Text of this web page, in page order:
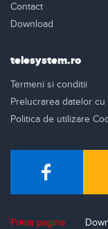
Contact
Download
telesystem.ro
Termeni si conditii
Prelucrarea datelor
Politica de utilizare
Prima pagina